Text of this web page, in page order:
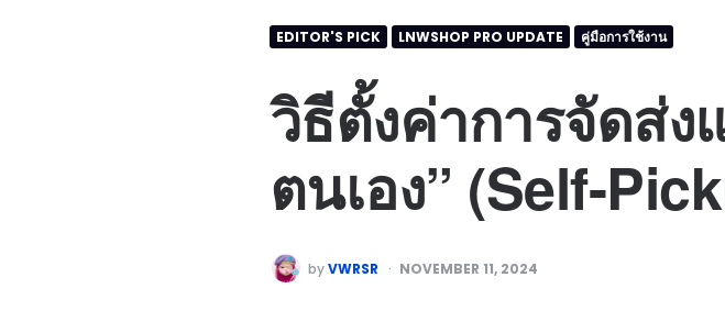
EDITOR'S PICK LNWSHOP PRO UPDATE คู่มือการใช้งาน
วิธีตั้งค่าการจัดส่
ตนเอง” (Self-
by VWRSR NOVEMBER 11, 2024